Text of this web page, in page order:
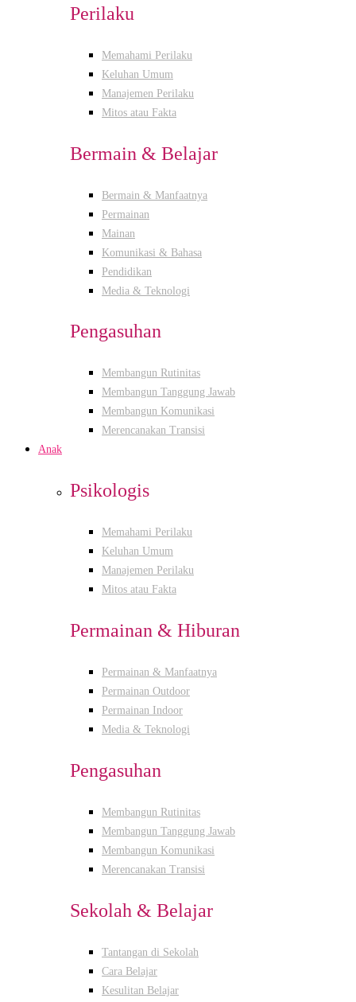
Perilaku
Memahami Perilaku
Keluhan Umum
Manajemen Perilaku
Mitos atau Fakta
Bermain & Belajar
Bermain & Manfaatnya
Permainan
Mainan
Komunikasi & Bahasa
Pendidikan
Media & Teknologi
Pengasuhan
Membangun Rutinitas
Membangun Tanggung Jawab
Membangun Komunikasi
Merencanakan Transisi
Anak
Psikologis
Memahami Perilaku
Keluhan Umum
Manajemen Perilaku
Mitos atau Fakta
Permainan & Hiburan
Permainan & Manfaatnya
Permainan Outdoor
Permainan Indoor
Media & Teknologi
Pengasuhan
Membangun Rutinitas
Membangun Tanggung Jawab
Membangun Komunikasi
Merencanakan Transisi
Sekolah & Belajar
Tantangan di Sekolah
Cara Belajar
Kesulitan Belajar